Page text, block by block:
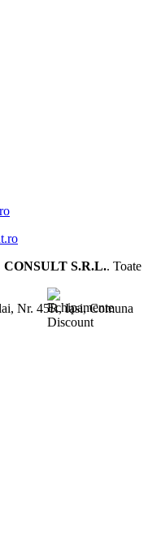
CONSULT S.R.L.. Toate
Nr. 45R,Iasi,Comuna